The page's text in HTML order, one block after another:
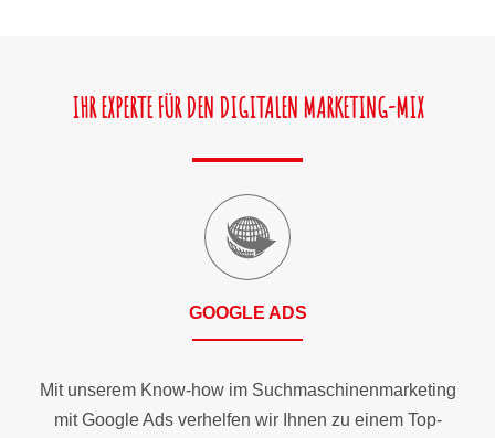
IHR EXPERTE FÜR DEN DIGITALEN MARKETING-MIX
GOOGLE ADS
Mit unserem Know-how im Suchmaschinen­marketing
mit Google Ads verhelfen wir Ihnen zu einem Top-